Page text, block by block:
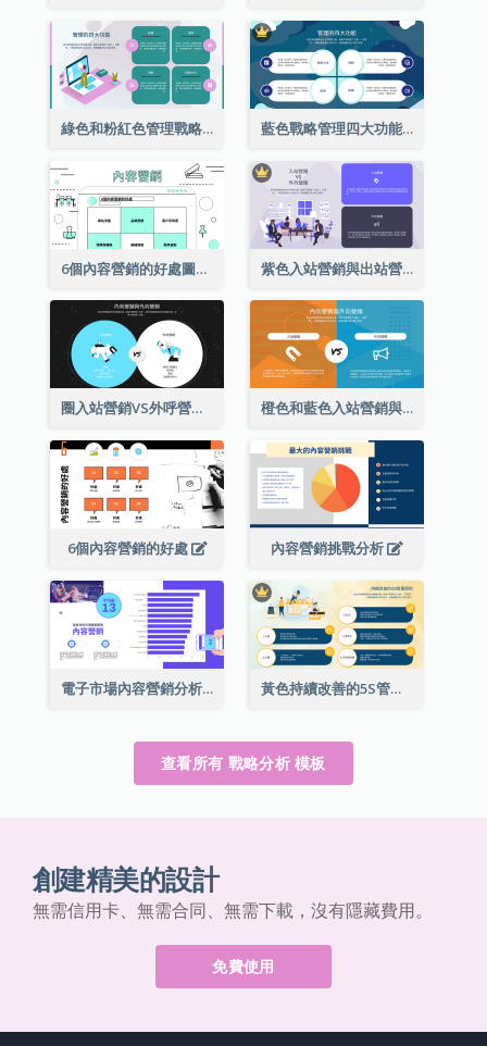
綠色和粉紅色管理戰略分析的四個功能 藍色戰略管理四大功能分析
6個內容營銷的好處圖表 紫色入站營銷與出站營銷策略分析
圈入站營銷VS外呼營銷策略分析 橙色和藍色入站營銷與出站營銷策略分析
6個內容營銷的好處 內容營銷挑戰分析
電子市場內容營銷分析 黃色持續改善的5S管理原則成功的戰略分析
查看所有 戰略分析 模板
創建精美的設計
無需信用卡、無需合同、無需下載，沒有隱藏費用。
免費使用